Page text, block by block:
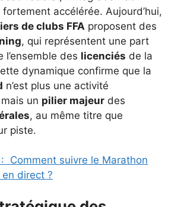
fortement accélérée. Aujourd’hui,
de clubs FFA proposent des
, qui représentent une part
l’ensemble des licenciés de la
dynamique confirme que la
n’est plus une activité
un pilier majeur des
, au même titre que
piste.
Comment suivre le Marathon
direct ?